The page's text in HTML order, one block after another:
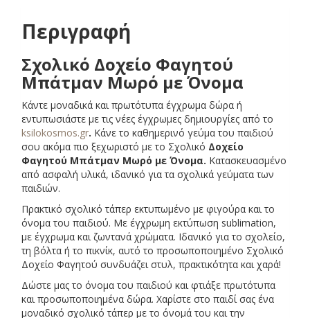
Περιγραφή
Σχολικό Δοχείο Φαγητού
Μπάτμαν Μωρό με Όνομα
Κάντε μοναδικά και πρωτότυπα έγχρωμα δώρα ή
εντυπωσιάστε με τις νέες έγχρωμες δημιουργίες από το
ksilokosmos.gr. Κάνε το καθημερινό γεύμα του παιδιού
σου ακόμα πιο ξεχωριστό με το Σχολικό Δοχείο
Φαγητού Μπάτμαν Μωρό με Όνομα. Κατασκευασμένο
από ασφαλή υλικά, ιδανικό για τα σχολικά γεύματα των
παιδιών.
Πρακτικό σχολικό τάπερ εκτυπωμένο με φιγούρα και το
όνομα του παιδιού. Με έγχρωμη εκτύπωση sublimation,
με έγχρωμα και ζωντανά χρώματα. Ιδανικό για το σχολείο,
τη βόλτα ή το πικνίκ, αυτό το προσωποποιημένο Σχολικό
Δοχείο Φαγητού συνδυάζει στυλ, πρακτικότητα και χαρά!
Δώστε μας το όνομα του παιδιού και φτιάξε πρωτότυπα
και προσωποποιημένα δώρα. Χαρίστε στο παιδί σας ένα
μοναδικό σχολικό τάπερ με το όνομά του και την